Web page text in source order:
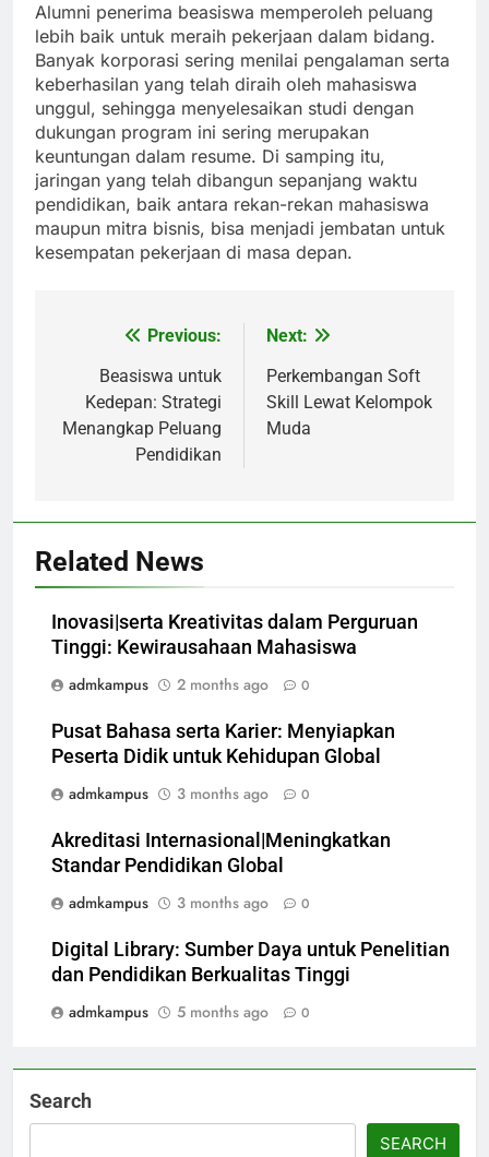
Alumni penerima beasiswa memperoleh peluang
lebih baik untuk meraih pekerjaan dalam bidang.
Banyak korporasi sering menilai pengalaman serta
keberhasilan yang telah diraih oleh mahasiswa
unggul, sehingga menyelesaikan studi dengan
dukungan program ini sering merupakan
keuntungan dalam resume. Di samping itu,
jaringan yang telah dibangun sepanjang waktu
pendidikan, baik antara rekan-rekan mahasiswa
maupun mitra bisnis, bisa menjadi jembatan untuk
kesempatan pekerjaan di masa depan.
navigation
Previous:
Beasiswa untuk
Kedepan: Strategi
Menangkap Peluang
Pendidikan
Next:
Perkembangan Soft
Skill Lewat Kelompok
Muda
Related News
Inovasi|serta Kreativitas dalam Perguruan
Tinggi: Kewirausahaan Mahasiswa
admkampus
2 months ago 0
Pusat Bahasa serta Karier: Menyiapkan
Peserta Didik untuk Kehidupan Global
admkampus
3 months ago 0
Akreditasi Internasional|Meningkatkan
Standar Pendidikan Global
admkampus
3 months ago 0
Digital Library: Sumber Daya untuk Penelitian
dan Pendidikan Berkualitas Tinggi
admkampus
5 months ago 0
Search
SEARCH